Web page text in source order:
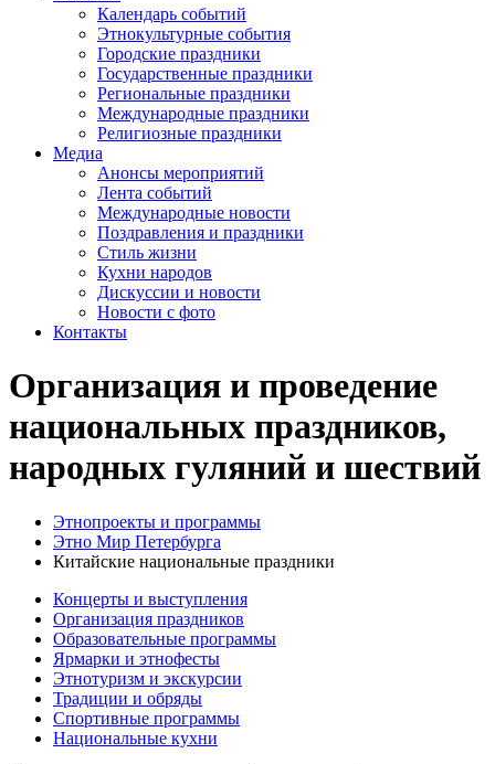
Календарь событий
Этнокультурные события
Городские праздники
Государственные праздники
Региональные праздники
Международные праздники
Религиозные праздники
Медиа
Анонсы мероприятий
Лента событий
Международные новости
Поздравления и праздники
Cтиль жизни
Кухни народов
Дискуссии и новости
Новости с фото
Контакты
Организация и проведение
национальных праздников,
народных гуляний и шествий
Этнопроекты и программы
Этно Мир Петербурга
Китайские национальные праздники
Концерты и выступления
Организация праздников
Образовательные программы
Ярмарки и этнофесты
Этнотуризм и экскурсии
Традиции и обряды
Спортивные программы
Национальные кухни